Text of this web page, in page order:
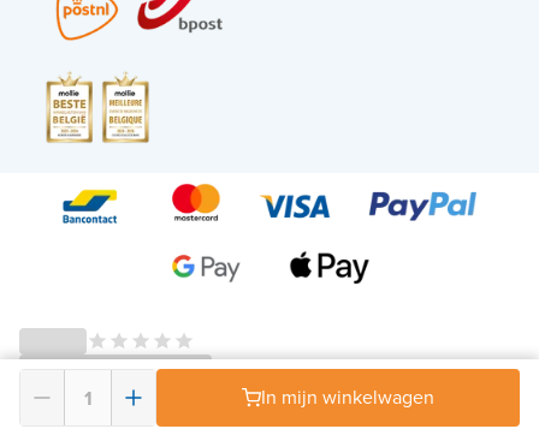
In mijn winkelwagen
© 2026 - X²O Badkamers – BTW-nummer: BE0627.861.895 -